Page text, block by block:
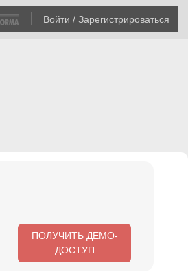
Войти / Зарегистрироваться
ПОЛУЧИТЬ ДЕМО-
ДОСТУП